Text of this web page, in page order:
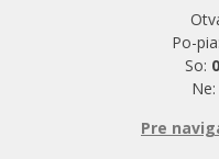
Po-pia:
So:
Ne:
Pre